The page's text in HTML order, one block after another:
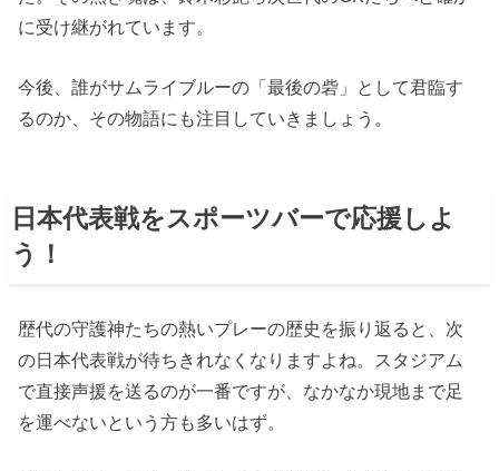
に受け継がれています。
今後、誰がサムライブルーの「最後の砦」として君臨す
るのか、その物語にも注目していきましょう。
日本代表戦をスポーツバーで応援しよ
う！
歴代の守護神たちの熱いプレーの歴史を振り返ると、次
の日本代表戦が待ちきれなくなりますよね。スタジアム
で直接声援を送るのが一番ですが、なかなか現地まで足
を運べないという方も多いはず。